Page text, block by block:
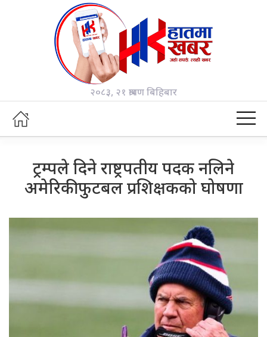
२०८३, २१ श्रावण बिहिबार
ट्रम्पले दिने राष्ट्रपतीय पदक नलिने
अमेरिकी फुटबल प्रशिक्षकको घोषणा